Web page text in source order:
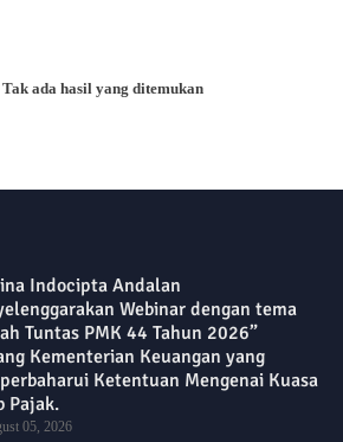
Tak ada hasil yang ditemukan
Indocipta Andalan
Webinar dengan tema
Tuntas PMK 44 Tahun 2026”
Kementerian Keuangan yang
Ketentuan Mengenai Kuasa
Pajak.
05, 2026